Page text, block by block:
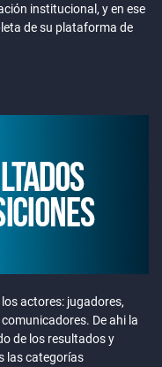
institucional, y en ese
de su plataforma de
actores: jugadores,
De ahi la
de los resultados y
las categorías